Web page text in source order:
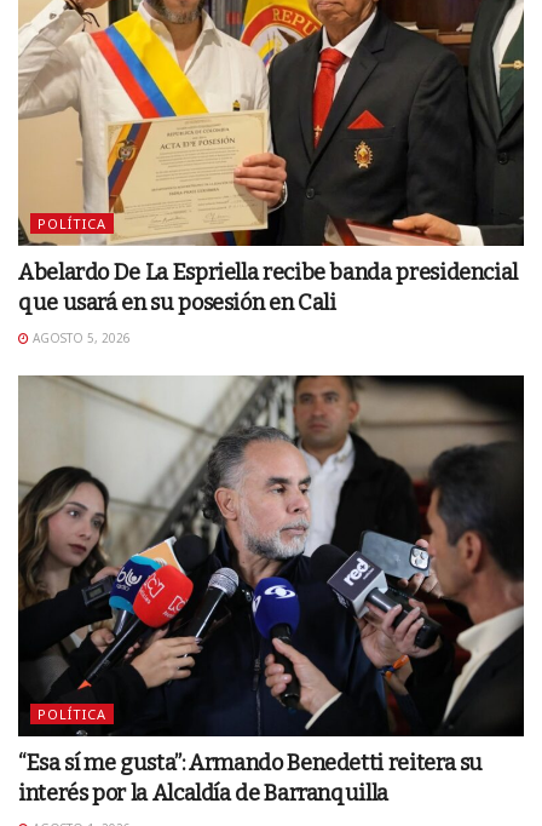
POLÍTICA
Abelardo De La Espriella recibe banda presidencial
que usará en su posesión en Cali
AGOSTO 5, 2026
POLÍTICA
“Esa sí me gusta”: Armando Benedetti reitera su
interés por la Alcaldía de Barranquilla